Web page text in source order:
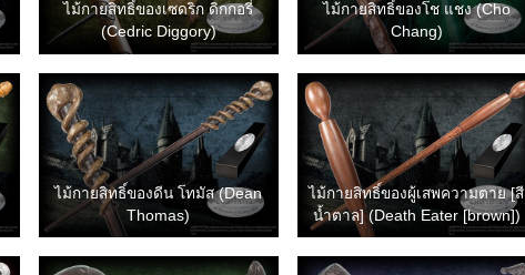
ไม้กายสิทธิ์ของเซดริก ดิกกอรี่
(Cedric Diggory)
ไม้กายสิทธิ์ของโช แชง (Cho
Chang)
ไม้กายสิทธิ์ของดีน โทมัส (Dean
Thomas)
ไม้กายสิทธิ์ของผู้เสพความตาย [สี
น้ำตาล] (Death Eater [brown])